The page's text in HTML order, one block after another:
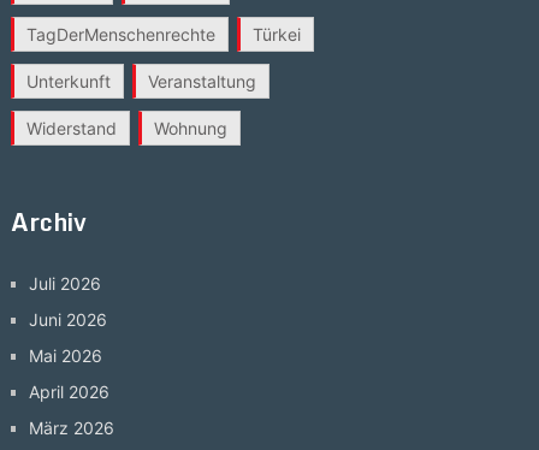
TagDerMenschenrechte Türkei
Unterkunft Veranstaltung
Widerstand Wohnung
Archiv
Juli 2026
Juni 2026
Mai 2026
April 2026
März 2026